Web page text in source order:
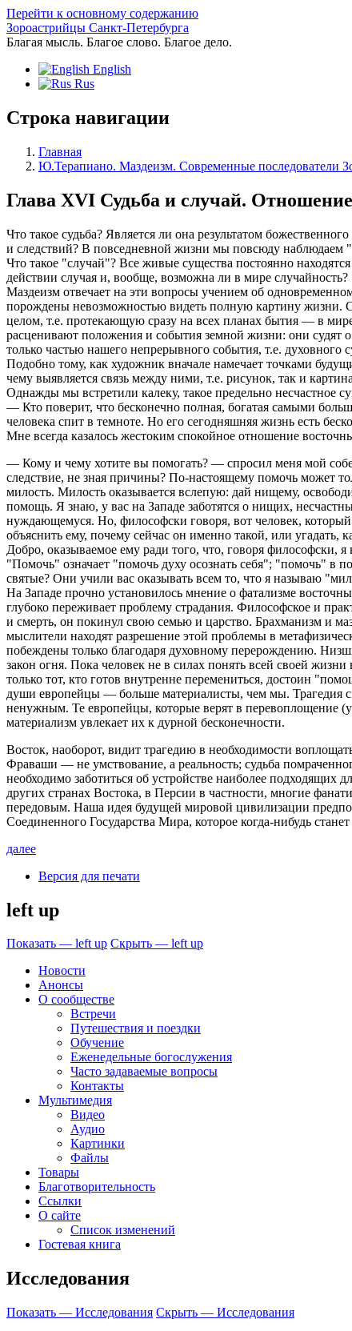
Перейти к основному содержанию
Зороастрийцы Санкт-Петербурга
Благая мысль. Благое слово. Благое дело.
English
Rus
Строка навигации
Главная
Ю.Терапиано. Маздеизм. Современные последователи
Глава XVI Судьба и случай.
Что такое судьба? Является ли она результатом
и следствий? В повседневной жизни мы повсюду
Что такое "случай"? Все живые существа постоянно
действии случая и, вообще, возможна ли в мире случайность?
Маздеизм отвечает на эти вопросы учением об
порождены невозможностью видеть полную картину жизни.
целом, т.е. протекающую сразу на всех планах бытия — в
расценивают положения и события земной жизни: они судят
только частью нашего непрерывного события, т.е. духовного
Подобно тому, как художник вначале намечает точками
чему выявляется связь между ними, т.е. рисунок, так и
Однажды мы встретили калеку, такое предельно несчастное
— Кто поверит, что бесконечно полная, богатая самыми
человека спит в темноте. Но его сегодняшняя жизнь есть
Мне всегда казалось жестоким спокойное отношение
— Кому и чему хотите вы помогать? — спросил меня мой
следствие, не зная причины? По-настоящему помочь может
милость. Милость оказывается вслепую: дай нищему,
помощь. Я знаю, у вас на Западе заботятся о нищих,
нуждающемуся. Но, философски говоря, вот человек,
объяснить ему, почему сейчас он именно такой, или угадать,
Добро, оказываемое ему ради того, что, говоря
"Помочь" означает "помочь духу осознать себя"; "помочь" в
святые? Они учили вас оказывать всем то, что я называю
На Западе прочно установилось мнение о фатализме
глубоко переживает проблему страдания. Философское и
и смерть, он покинул свою семью и царство. Брахманизм и
мыслители находят разрешение этой проблемы в
побеждены только благодаря духовному перерождению.
закон огня. Пока человек не в силах понять всей своей
только тот, кто готов внутренне перемениться, достоин
души европейцы — больше материалисты, чем мы. Трагедия
ненужным. Те европейцы, которые верят в перевоплощение
материализм увлекает их к дурной бесконечности.
Восток, наоборот, видит трагедию в необходимости
Фраваши — не умствование, а реальность; судьба
необходимо заботиться об устройстве наиболее
других странах Востока, в Персии в частности, многие
передовым. Наша идея будущей мировой цивилизации
Соединенного Государства Мира, которое когда-нибудь
далее
Версия для печати
left up
Показать — left up Скрыть — left up
Новости
Анонсы
О сообществе
Встречи
Путешествия и поездки
Обучение
Еженедельные богослужения
Часто задаваемые вопросы
Контакты
Мультимедия
Видео
Аудио
Картинки
Файлы
Товары
Благотворительность
Ссылки
О сайте
Список изменений
Гостевая книга
Исследования
Показать — Исследования Скрыть — Исследования